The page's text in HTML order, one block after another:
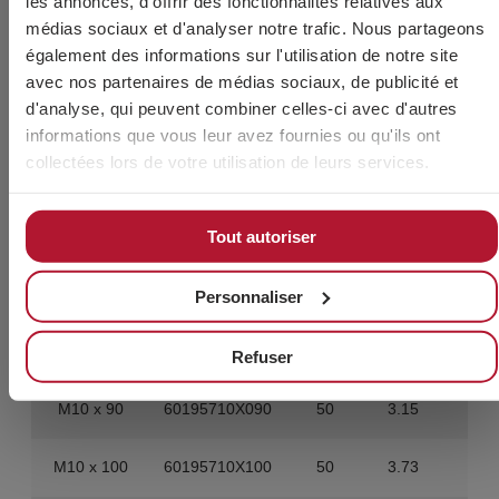
médias sociaux et d'analyser notre trafic. Nous partageons
également des informations sur l'utilisation de notre site
avec nos partenaires de médias sociaux, de publicité et
d'analyse, qui peuvent combiner celles-ci avec d'autres
informations que vous leur avez fournies ou qu'ils ont
collectées lors de votre utilisation de leurs services.
Tout autoriser
Personnaliser
Refuser
M10 x 50 60195710X050 100 3.89
M10 x 55 60195710X055 100 4.2
60195710X065 100
60195710X070 100
60195710X080
M10 x 90 60195710X090 50 3.15
M10 x 100 60195710X100 50 3.73